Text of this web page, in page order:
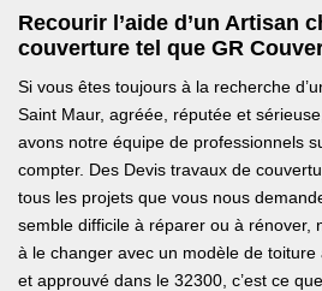
Recourir l’aide d’un Artisan
couverture tel que GR
Si vous êtes toujours à la recherche
Saint Maur, agréée, réputée et
avons notre équipe de professionnels
compter. Des Devis travaux de
tous les projets que vous nous
semble difficile à réparer ou à rénover,
à le changer avec un modèle de
et approuvé dans le 32300, c’est ce